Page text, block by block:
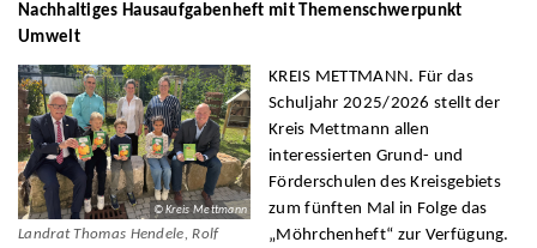
Nachhaltiges Hausaufgabenheft mit Themenschwerpunkt
Umwelt
© Kreis Mettmann
Landrat Thomas Hendele, Rolf
KREIS METTMANN. Für das
Schuljahr 2025/2026 stellt der
Kreis Mettmann allen
interessierten Grund- und
Förderschulen des Kreisgebiets
zum fünften Mal in Folge das
„Möhrchenheft“ zur Verfügung.